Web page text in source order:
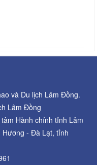
và Du lịch Lâm Đồng.
Lâm Đồng
Hành chính tỉnh Lâm
Hương - Đà Lạt, tỉnh